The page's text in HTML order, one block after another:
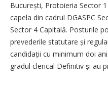
București, Protoieria Sector
capela din cadrul DGASPC
Sector 4 Capitală. Posturile
prevederile statutare și
candidații cu minimum doi
gradul clerical Definitiv și au